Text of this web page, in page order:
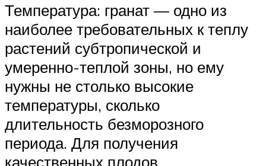
Температура: гранат — одно из
наиболее требовательных к теплу
растений субтропической и
умеренно-теплой зоны, но ему
нужны не столько высокие
температуры, сколько
длительность безморозного
периода. Для получения
качественных плодов